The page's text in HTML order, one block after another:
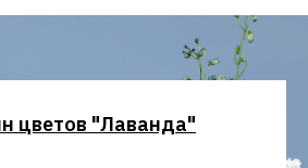
цветов "Лаванда"